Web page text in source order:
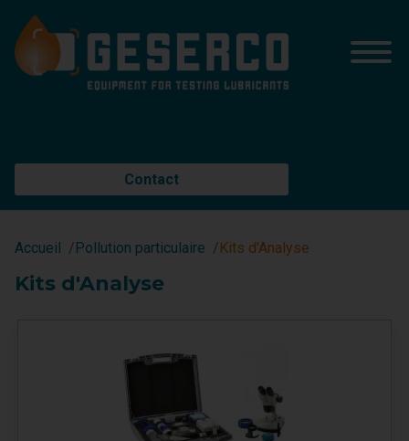
Contact
Accueil Pollution particulaire Kits d'Analyse
Kits d'Analyse